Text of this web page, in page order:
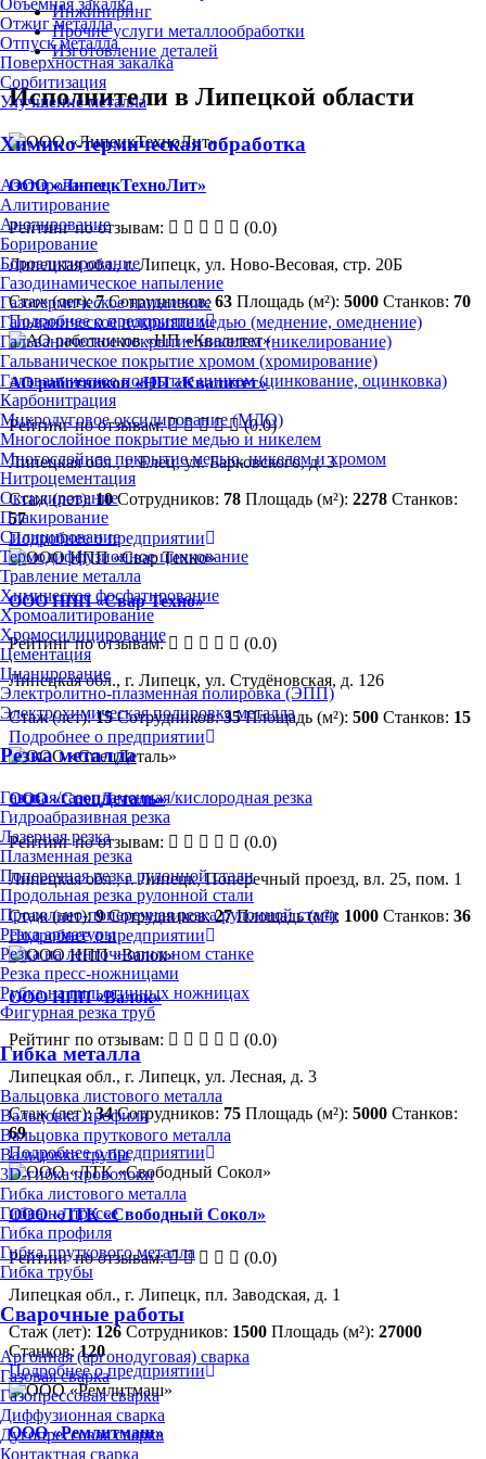
Отжиг металла
Отпуск металла
Поверхностная закалка
Сорбитизация
Улучшение металла
Химико-термическая обработка
Азотирование
Алитирование
Анодирование
Борирование
Бороалитирование
Газодинамическое напыление
Газотермическое напыление
Гальваническое покрытие медью (меднение, омеднение)
Гальваническое покрытие никелем (никелирование)
Гальваническое покрытие хромом (хромирование)
Гальваническое покрытие цинком (цинкование, оцинковка)
Карбонитрация
Микродуговое оксидирование (МДО)
Многослойное покрытие медью и никелем
Многослойное покрытие медью, никелем и хромом
Нитроцементация
Оксидирование
Плакирование
Силицирование
Термодиффузионное цинкование
Травление металла
Химическое фосфатирование
Хромоалитирование
Хромосилицирование
Цементация
Цианирование
Электролитно-плазменная полировка (ЭПП)
Электрохимическая полировка металла
Резка металла
Газовая/газопламенная/кислородная резка
Гидроабразивная резка
Лазерная резка
Плазменная резка
Поперечная резка рулонной стали
Продольная резка рулонной стали
Продольно-поперечная резка рулонной стали
Резка арматуры
Резка на ленточнопильном станке
Резка пресс-ножницами
Рубка на гильотинных ножницах
Фигурная резка труб
Гибка металла
Вальцовка листового металла
Вальцовка профиля
Вальцовка пруткового металла
Вальцовка трубы
3D-гибка проволоки
Гибка листового металла
Гибка на прессе
Гибка профиля
Гибка пруткового металла
Гибка трубы
Сварочные работы
Аргонная (аргонодуговая) сварка
Газовая сварка
Газопрессовая сварка
Диффузионная сварка
Дугопрессовая сварка
Контактная сварка
Инжиниринг
Прочие услуги металлообработки
Изготовление деталей
Исполнители в Липецкой области
ООО «ЛипецкТехноЛит»
Рейтинг по отзывам:
(0.0)
Липецкая обл., г. Липецк, ул. Ново-Весовая, стр. 20Б
Стаж (лет):7 Сотрудников:63 Площадь (м²): 5000 Станков: 70
Подробнее о предприятии
АО работников «НП «Квалитет»
Рейтинг по отзывам:
(0.0)
Липецкая обл., г. Елец, ул. Барковского, д. 3
Стаж (лет):10 Сотрудников: 78 Площадь (м²): 2278 Станков:
57
Подробнее о предприятии
ООО НПП «Свар Техно»
Рейтинг по отзывам:
(0.0)
Липецкая обл., г. Липецк, ул. Студёновская, д. 126
Стаж (лет):15 Сотрудников:35 Площадь (м²): 500 Станков: 15
Подробнее о предприятии
ООО «СпецДеталь»
Рейтинг по отзывам:
(0.0)
Липецкая обл., г. Липецк, Поперечный проезд, вл. 25, пом. 1
Стаж (лет):9 Сотрудников:27 Площадь (м²): 1000 Станков: 36
Подробнее о предприятии
ООО НПП «Валок»
Рейтинг по отзывам:
(0.0)
Липецкая обл., г. Липецк, ул. Лесная, д. 3
Стаж (лет):34 Сотрудников: 75 Площадь (м²): 5000 Станков:
69
Подробнее о предприятии
ООО «ЛТК «Свободный Сокол»
Рейтинг по отзывам:
(0.0)
Липецкая обл., г. Липецк, пл. Заводская, д. 1
Стаж (лет): 126 Сотрудников: 1500 Площадь (м²): 27000
Станков:120
Подробнее о предприятии
ООО «Ремлитмаш»